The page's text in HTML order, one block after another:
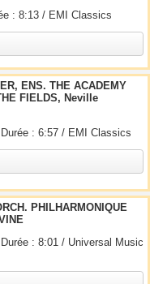
: 8:13 / EMI Classics
ENS. THE ACADEMY
FIELDS, Neville
: 6:57 / EMI Classics
PHILHARMONIQUE
: 8:01 / Universal Music